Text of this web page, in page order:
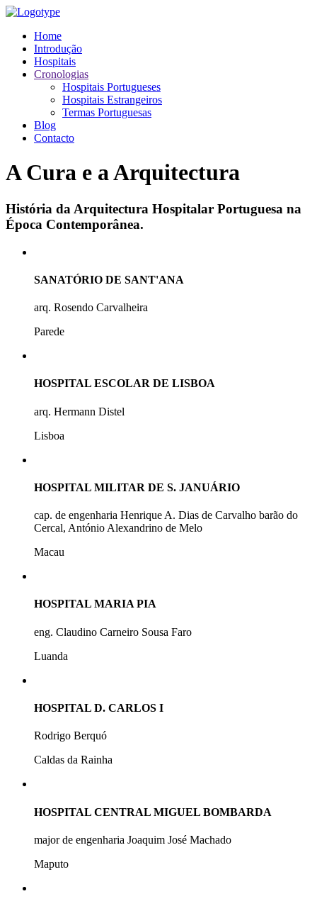
Home
Introdução
Hospitais
Cronologias
Hospitais Portugueses
Hospitais Estrangeiros
Termas Portuguesas
Blog
Contacto
A Cura e a Arquitectura
História da Arquitectura Hospitalar Portuguesa na
Época Contemporânea.
SANATÓRIO DE SANT'ANA
arq. Rosendo Carvalheira
Parede
HOSPITAL ESCOLAR DE LISBOA
arq. Hermann Distel
Lisboa
HOSPITAL MILITAR DE S. JANUÁRIO
cap. de engenharia Henrique A. Dias de Carvalho barão do
Cercal, António Alexandrino de Melo
Macau
HOSPITAL MARIA PIA
eng. Claudino Carneiro Sousa Faro
Luanda
HOSPITAL D. CARLOS I
Rodrigo Berquó
Caldas da Rainha
HOSPITAL CENTRAL MIGUEL BOMBARDA
major de engenharia Joaquim José Machado
Maputo